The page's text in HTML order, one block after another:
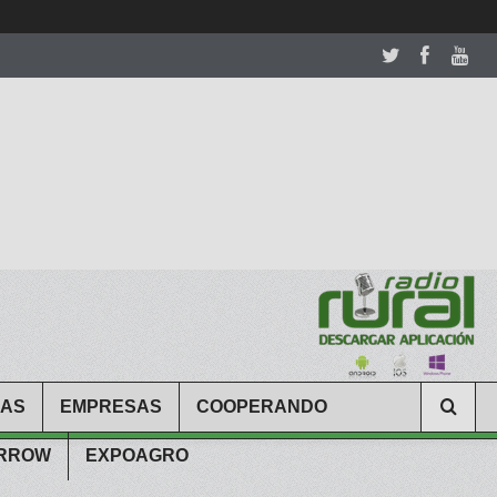
EMPRESAS COOPERANDO
EXPOAGRO